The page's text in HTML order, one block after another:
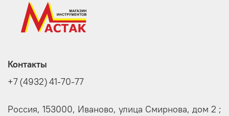
Контакты
+7 (4932) 41-70-77
Россия, 153000, Иваново, улица Смирнова, дом 2 ;